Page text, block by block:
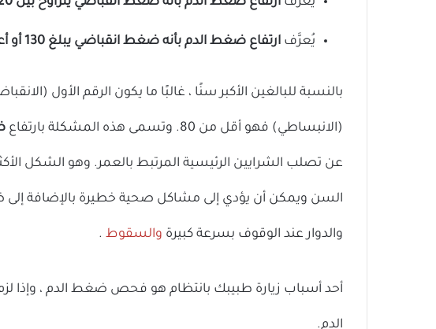
يُعرَّف ارتفاع ضغط الدم بأنه ضغط انقباضي يبلغ 130 أو أعلى ، أو ضغط انبساطي يبلغ 80 أو أعلى.
(الانبساطي) فهو أقل من 80. وتسمى هذه المشكلة بارتفاع
عن تصلب الشرايين الرئيسية المرتبط بالعمر. وهو الشكل
السن ويمكن أن يؤدي إلى مشاكل صحية خطيرة بالإضافة إلى
والدوار عند الوقوف بسرعة كبيرة والسقوط .
أحد أسباب زيارة طبيبك بانتظام هو فحص ضغط الدم ، وإذا
الدم.